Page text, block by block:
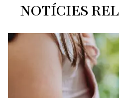
NOTÍCIES